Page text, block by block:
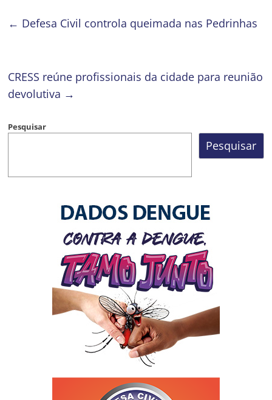
← Defesa Civil controla queimada nas Pedrinhas
CRESS reúne profissionais da cidade para reunião
devolutiva →
Pesquisar
Pesquisar